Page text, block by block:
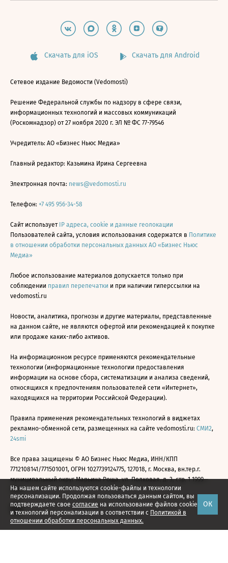
На нашем сайте используются cookie-файлы и технологии
персонализации. Продолжая пользоваться данным сайтом, вы
подтверждаете свое согласие на использование файлов cookie
и технологий персонализации в соответствии с Политикой в
отношении обработки персональных данных.
ОК
Скачать для iOS Скачать для Android
Сетевое издание Ведомости (Vedomosti)
Решение Федеральной службы по надзору в сфере связи,
информационных технологий и массовых коммуникаций
(Роскомнадзор) от 27 ноября 2020 г. ЭЛ № ФС 77-79546
Учредитель: АО «Бизнес Ньюс Медиа»
Главный редактор: Казьмина Ирина Сергеевна
Электронная почта: news@vedomosti.ru
Телефон: +7 495 956-34-58
Сайт использует IP адреса, cookie и данные геолокации
Пользователей сайта, условия использования содержатся в Политике
в отношении обработки персональных данных АО «Бизнес Ньюс
Медиа»
Любое использование материалов допускается только при
соблюдении правил перепечатки и при наличии гиперссылки на
vedomosti.ru
Новости, аналитика, прогнозы и другие материалы, представленные
на данном сайте, не являются офертой или рекомендацией к покупке
или продаже каких-либо активов.
На информационном ресурсе применяются рекомендательные
технологии (информационные технологии предоставления
информации на основе сбора, систематизации и анализа сведений,
относящихся к предпочтениям пользователей сети «Интернет»,
находящихся на территории Российской Федерации).
Правила применения рекомендательных технологий в виджетах
рекламно-обменной сети, размещенных на сайте vedomosti.ru: СМИ2,
24smi
Все права защищены © АО Бизнес Ньюс Медиа, ИНН/КПП
7712108141/771501001, ОГРН 1027739124775, 127018, г. Москва, вн.тер.г.
муниципальный округ Марьина Роща, ул. Полковая, д. 3, стр. 1 1999—
2026